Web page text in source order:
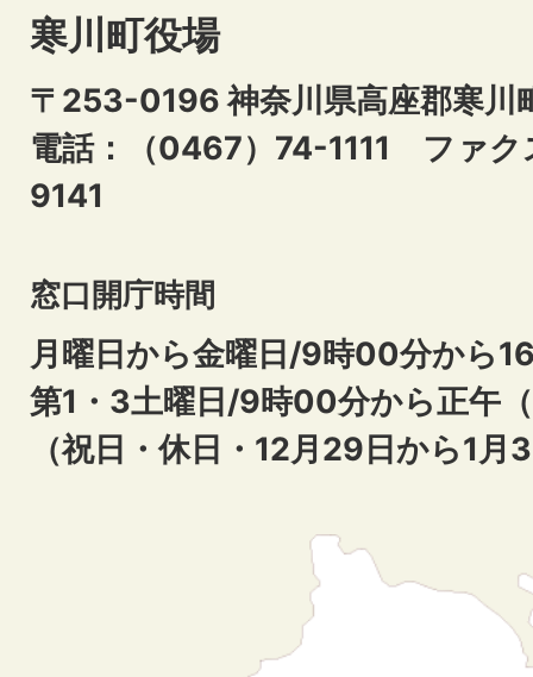
寒川町役場
〒253-0196 神奈川県高座郡寒川
電話：（0467）74-1111 ファ
9141
窓口開庁時間
月曜日から金曜日/9時00分から
第1・3土曜日/9時00分から正午
（祝日・休日・12月29日から1月